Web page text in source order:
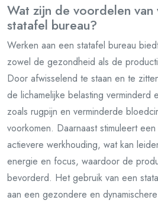
Wat zijn de voordelen van
statafel bureau?
Werken aan een statafel bureau
zowel de gezondheid als de
Door afwisselend te staan en te
de lichamelijke belasting verminderd
zoals rugpijn en verminderde
voorkomen. Daarnaast stimuleert
actievere werkhouding, wat kan
energie en focus, waardoor de
bevorderd. Het gebruik van een
aan een gezondere en